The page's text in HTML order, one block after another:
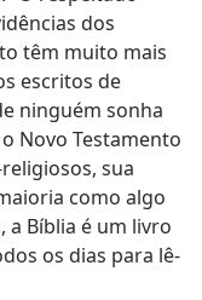
dos
têm muito mais
escritos de
ninguém sonha
o Novo Testamento
sua
como algo
a Bíblia é um livro
os dias para lê-